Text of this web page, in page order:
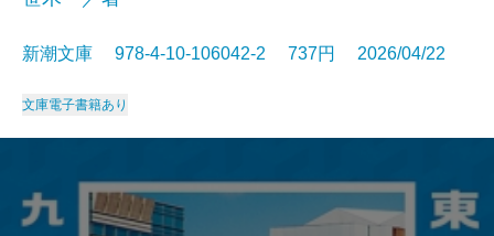
新潮文庫 978-4-10-106042-2 737円 2026/04/22
文庫電子書籍あり